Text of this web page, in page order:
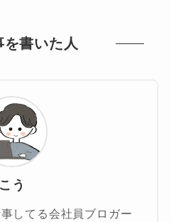
を書いた人
こう
してる会社員ブロガー